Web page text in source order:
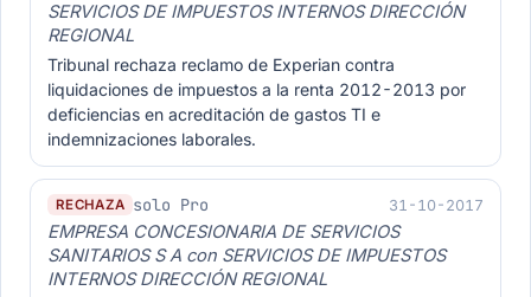
SERVICIOS DE IMPUESTOS INTERNOS DIRECCIÓN
REGIONAL
Tribunal rechaza reclamo de Experian contra
liquidaciones de impuestos a la renta 2012-2013 por
deficiencias en acreditación de gastos TI e
indemnizaciones laborales.
RECHAZA solo Pro 31-10-2017
EMPRESA CONCESIONARIA DE SERVICIOS
SANITARIOS S A con SERVICIOS DE IMPUESTOS
INTERNOS DIRECCIÓN REGIONAL